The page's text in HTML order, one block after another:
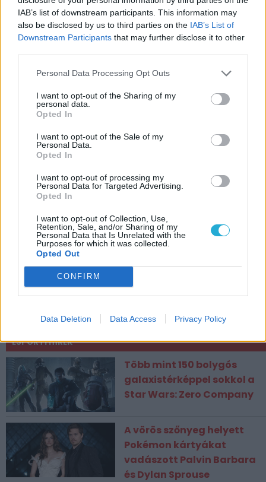
IAB’s list of downstream participants. This information may
also be disclosed by us to third parties on the IAB’s List of
Downstream Participants that may further disclose it to other
Personal Data Processing Opt Outs
I want to opt-out of the Sharing of my
personal data.
Opted In
I want to opt-out of the Sale of my
Personal Data.
Opted In
I want to opt-out of processing my
Personal Data for Targeted Advertising.
Opted In
I want to opt-out of Collection, Use,
Retention, Sale, and/or Sharing of my
Personal Data that Is Unrelated with the
Purposes for which it was collected.
Opted Out
CONFIRM
Data Deletion Data Access Privacy Policy
epic games store ingyen játék
ESPORT1 HÍREK
Több mint 150 bolygós
galaxistérképpel sokkol a
Star Wars: Zero Company
A vörös szőnyeg helyett
Pokémon kártyákat
vadászott Palvin Barbara
és Dylan Sprouse